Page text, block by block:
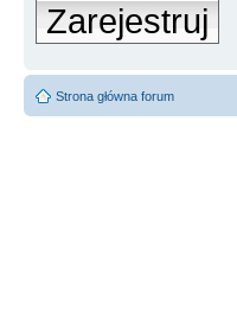
Zarejestruj
Strona główna forum